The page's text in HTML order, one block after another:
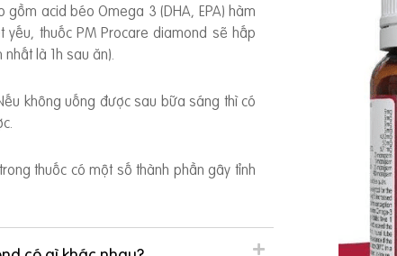
acid béo Omega 3 (DHA, EPA) hàm
yếu, thuốc PM Procare diamond sẽ hấp
là 1h sau ăn).
không uống được sau bữa sáng thì có
thuốc có một số thành phần gây tỉnh